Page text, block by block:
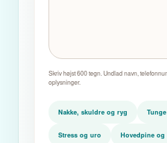
Skriv højst 600 tegn. Undlad navn,
oplysninger.
Nakke, skuldre og ryg
Stress og uro Hovedpine